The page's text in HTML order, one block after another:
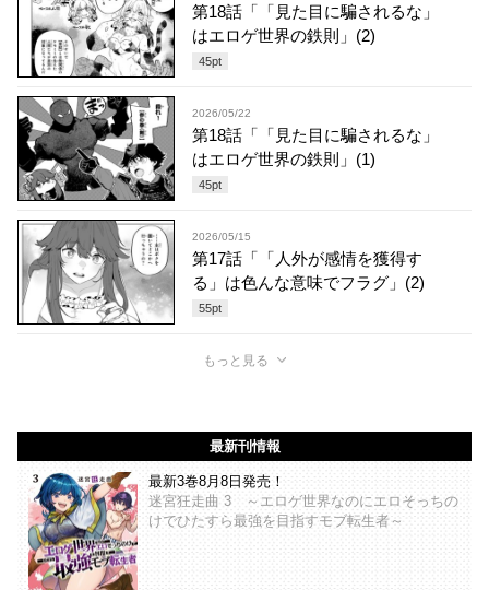
第18話「「見た目に騙されるな」
はエロゲ世界の鉄則」(2)
45pt
2026/05/22
第18話「「見た目に騙されるな」
はエロゲ世界の鉄則」(1)
45pt
2026/05/15
第17話「「人外が感情を獲得す
る」は色んな意味でフラグ」(2)
55pt
もっと見る
最新刊情報
最新3巻8月8日発売！
迷宮狂走曲 3 ～エロゲ世界なのにエロそっちの
けでひたすら最強を目指すモブ転生者～